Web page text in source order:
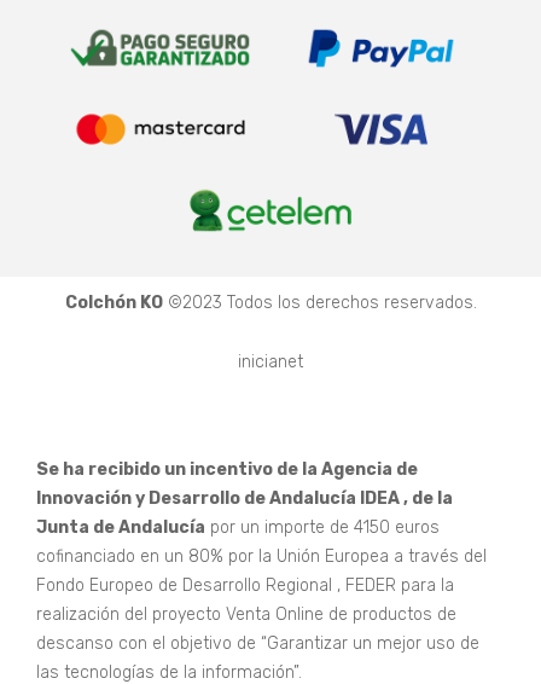
Colchón KO©2023 Todos los derechos reservados.
inicianet
Se ha recibido un incentivo de la Agencia de
Innovación y Desarrollo de Andalucía IDEA , de la
Junta de Andalucía por un importe de 4150 euros
cofinanciado en un 80% por la Unión Europea a través del
Fondo Europeo de Desarrollo Regional , FEDER para la
realización del proyecto Venta Online de productos de
descanso con el objetivo de “Garantizar un mejor uso de
las tecnologías de la información”.